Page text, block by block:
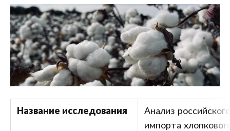
Название исследования
Анализ
импорта